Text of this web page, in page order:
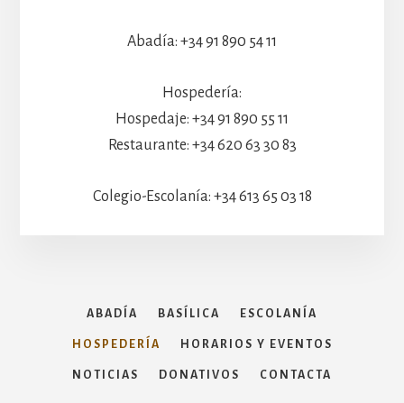
Abadía: +34 91 890 54 11
Hospedería:
Hospedaje: +34 91 890 55 11
Restaurante: +34 620 63 30 83
Colegio-Escolanía: +34 613 65 03 18
ABADÍA BASÍLICA ESCOLANÍA
HOSPEDERÍA HORARIOS Y EVENTOS
NOTICIAS DONATIVOS CONTACTA